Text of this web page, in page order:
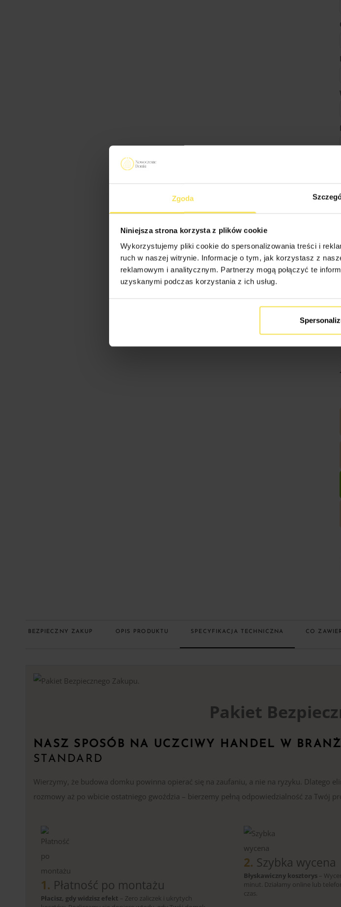
Zgoda
Niniejsza strona korzysta z plików cookie
Wykorzystujemy pliki cookie do spersonalizowania treści i
ruch w naszej witrynie. Informacje o tym, jak korzystasz z
reklamowym i analitycznym. Partnerzy mogą połączyć te
uzyskanymi podczas korzystania z ich usług.
BEZPIECZNY ZAKUP OPIS PRODUKTU SPECYFIKACJA TECHNICZNA CO
Pakiet
NASZ SPOSÓB NA UCZCIWY HANDEL W
STANDARD
Wierzymy, że budowa domku powinna opierać się na zaufaniu, a nie na ryzyku. Dlatego
rozmowy aż po wbicie ostatniego gwoździa – bierzemy pełną odpowiedzialność za Twój
1. Płatność po montażu
Płacisz, gdy widzisz efekt – Zero zaliczek i ukrytych
2. Szybka wycena
Błyskawiczny kosztorys–
minut. Działamy online lub
czas.